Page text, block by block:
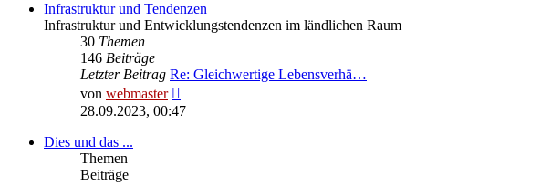
Infrastruktur und Tendenzen
Infrastruktur und Entwicklungstendenzen im ländlichen Raum
30 Themen
146 Beiträge
Letzter Beitrag Re: Gleichwertige Lebensverhä…
von webmaster
Beitrag
28.09.2023, 00:47
Dies und das ...
Themen
Beiträge